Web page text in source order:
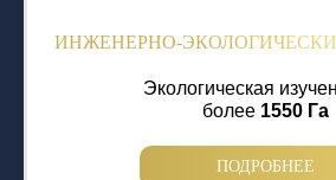
ИНЖЕНЕРНО-
Экологическая
более 1550 Га
ПОДРОБНЕЕ